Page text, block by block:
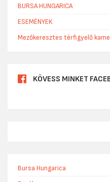
BURSA HUNGARICA
ESEMÉNYEK
Mezőkeresztes térfigyelő
KÖVESS MINKET
Bursa Hungarica